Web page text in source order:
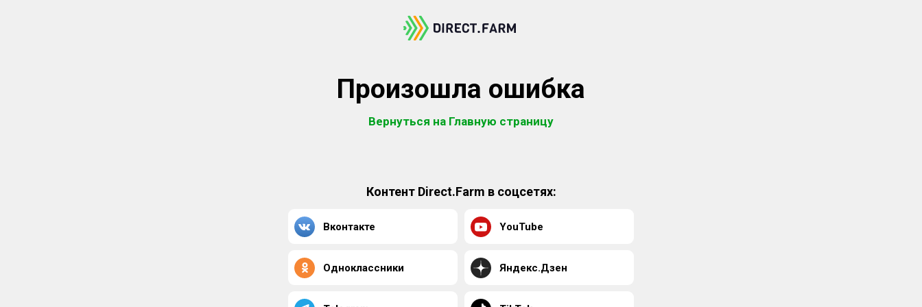
Произошла ошибка
Вернуться на Главную страницу
Контент Direct.Farm в соцсетях:
Вконтакте YouTube
Одноклассники Яндекс.Дзен